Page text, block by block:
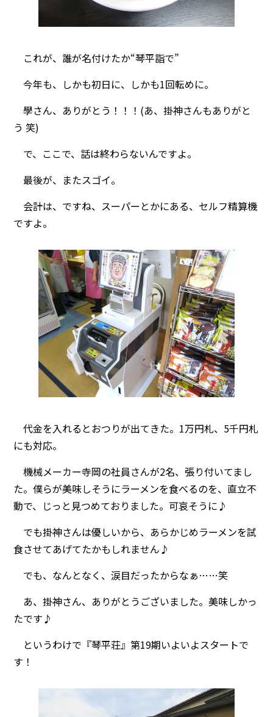
これが、誰が名付けたか“琴平詣で”
今年も、しかも初日に、しかも1回転めに。
學さん、ありがとう！！！(あ、掛神さんもありがと
う 笑)
で、ここで、話は終わらないんですよ。
最後が、またスゴイ。
会計は、ですね、スーパーとかにある、セルフ精算機
ですよ。
代金を入れるとおつりが出てきた。1万円札、5千円札
にも対応。
機械メーカー寺岡の社員さんが2名、張り付いてまし
た。僕らが美味しそうにラーメンを食べるのを、直立不
動で、じっと見つめておりました。可哀そうに♪
でも掛神さんは優しいから、あらかじめラーメンを試
食させてあげてたかもしれません♪
でも、なんとなく、涙目だったからなぁ……笑
あ、掛神さん、ありがとうございました。美味しかっ
たです♪
というわけで『琴平荘』第19期いよいよスタートで
す！